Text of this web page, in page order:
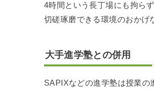
4時間という長丁場にも拘ら
切磋琢磨できる環境のおかげ
大手進学塾との併用
SAPIXなどの進学塾は授業の